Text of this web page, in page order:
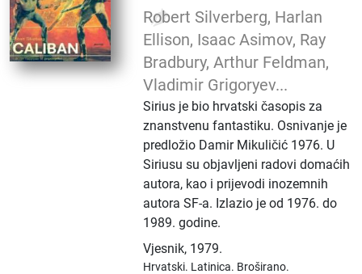
Robert Silverberg, Harlan
Ellison, Isaac Asimov, Ray
Bradbury, Arthur Feldman,
Vladimir Grigoryev...
Sirius je bio hrvatski časopis za
znanstvenu fantastiku. Osnivanje je
predložio Damir Mikuličić 1976. U
Siriusu su objavljeni radovi domaćih
autora, kao i prijevodi inozemnih
autora SF-a. Izlazio je od 1976. do
1989. godine.
Vjesnik, 1979.
Hrvatski. Latinica. Broširano.